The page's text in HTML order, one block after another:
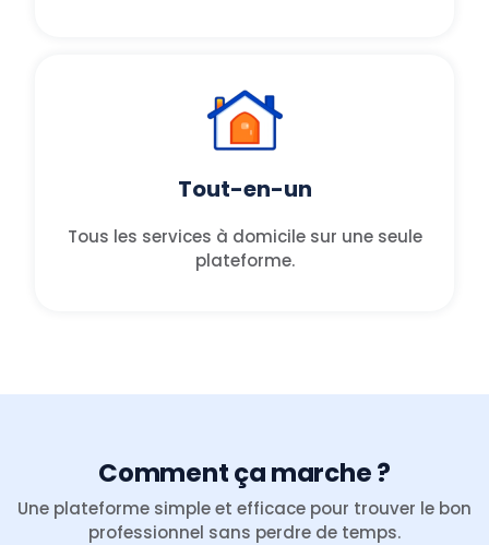
Tout-en-un
Tous les services à domicile sur une seule
plateforme.
Comment ça marche ?
Une plateforme simple et efficace pour trouver le bon
professionnel sans perdre de temps.